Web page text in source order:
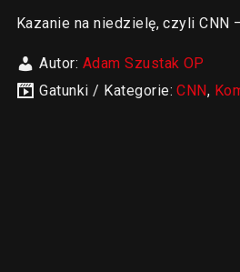
Kazanie na niedzielę, czyli CNN
Autor: Adam Szustak OP
Gatunki / Kategorie:CNN,